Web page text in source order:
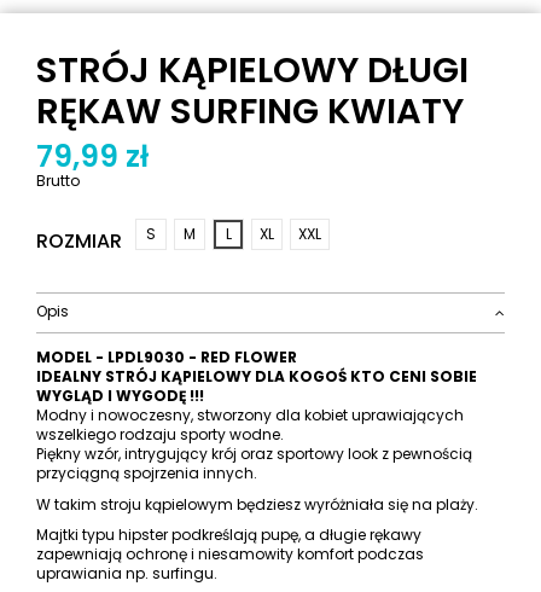
STRÓJ KĄPIELOWY DŁUGI
RĘKAW SURFING KWIATY
79,99 zł
Brutto
ROZMIAR S M L XL XXL
Opis
MODEL - LPDL9030 - RED FLOWER
IDEALNY STRÓJ KĄPIELOWY DLA KOGOŚ KTO CENI SOBIE
WYGLĄD I WYGODĘ !!!
Modny i nowoczesny, stworzony dla kobiet uprawiających
wszelkiego rodzaju sporty wodne.
Piękny wzór, intrygujący krój oraz sportowy look z pewnością
przyciągną spojrzenia innych.
W takim stroju kąpielowym będziesz wyróżniała się na plaży.
Majtki typu hipster podkreślają pupę, a długie rękawy
zapewniają ochronę i niesamowity komfort podczas
uprawiania np. surfingu.